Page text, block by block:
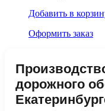
Добавить в
Оформить заказ
дорожного